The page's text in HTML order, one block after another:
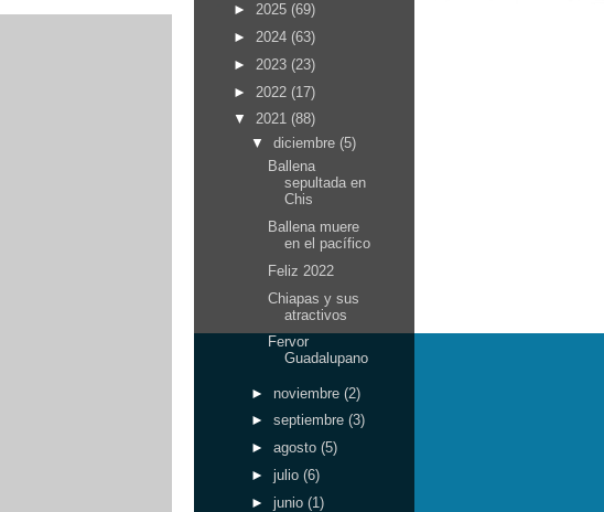
► 2025 (69)
► 2024 (63)
► 2023 (23)
► 2022 (17)
▼ 2021 (88)
▼ diciembre (5)
Ballena
sepultada en
Chis
Ballena muere
en el pacífico
Feliz 2022
Chiapas y sus
atractivos
Fervor
Guadalupano
► noviembre (2)
► septiembre (3)
► agosto (5)
► julio (6)
► junio (1)